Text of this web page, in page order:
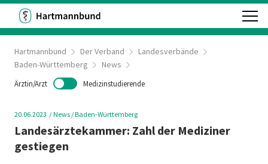
Hartmannbund Der Verband
Landesverbände
Baden-Württemberg
News
Ärztin/Arzt Medizinstudierende
20.06.2023 News / Baden-Württemberg
Landesärztekammer: Zahl der Mediziner
gestiegen